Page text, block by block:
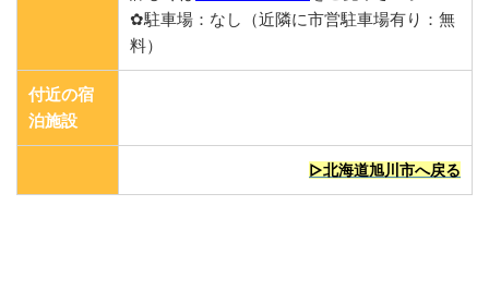
✿駐車場：なし（近隣に市営駐車場有り：無
料）
付近の宿
泊施設
▷北海道旭川市へ戻る